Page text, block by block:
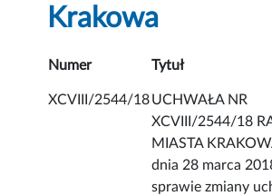
Krakowa
Numer Tytuł
XCVIII/2544/18UCHWAŁA NR
XCVIII/2544/18
MIASTA
dnia 28 marca
sprawie zmiany